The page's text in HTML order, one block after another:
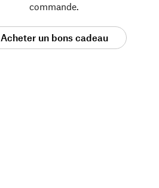
commande.
Acheter un bons cadeau